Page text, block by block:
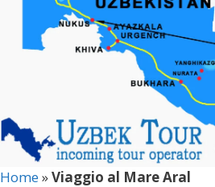
Home»Viaggio al Mare Aral